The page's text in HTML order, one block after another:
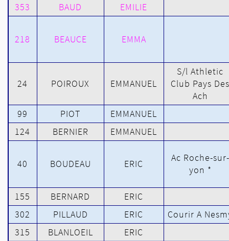
353 BAUD EMILIE
218 BEAUCE EMMA
24 POIROUX EMMANUEL
S/l Athletic
Club Pays Des
Ach
99
PIOT
EMMANUEL
124
BERNIER EMMANUEL
40 BOUDEAU ERIC
Ac Roche-sur-
yon *
155 BERNARD
ERIC
302
PILLAUD ERIC
Courir A
315
BLANLOEIL
ERIC